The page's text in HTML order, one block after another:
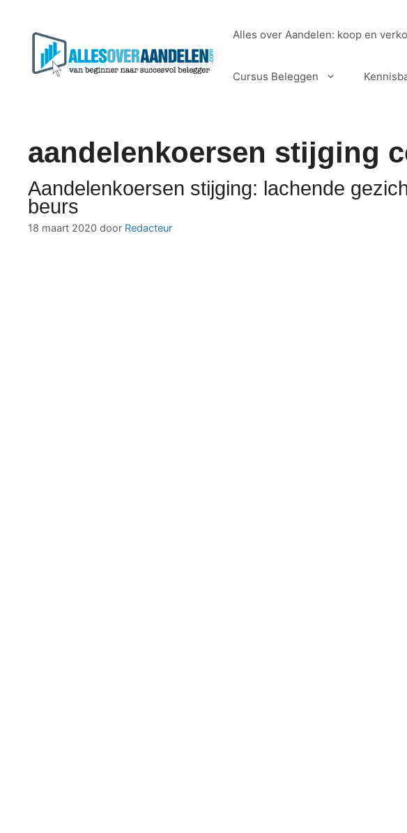
Alles over Aandelen: koop en
Cursus Beleggen
aandelenkoersen stijging
Aandelenkoersen stijging: lachende
beurs
18 maart 2020 door Redacteur